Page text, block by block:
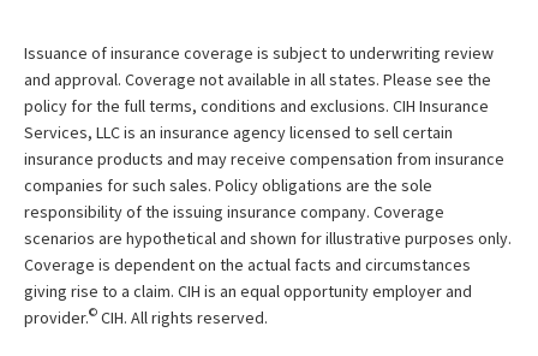
Issuance of insurance coverage is subject to underwriting review
and approval. Coverage not available in all states. Please see the
policy for the full terms, conditions and exclusions. CIH Insurance
Services, LLC is an insurance agency licensed to sell certain
insurance products and may receive compensation from insurance
companies for such sales. Policy obligations are the sole
responsibility of the issuing insurance company. Coverage
scenarios are hypothetical and shown for illustrative purposes only.
Coverage is dependent on the actual facts and circumstances
giving rise to a claim. CIH is an equal opportunity employer and
provider.© CIH. All rights reserved.